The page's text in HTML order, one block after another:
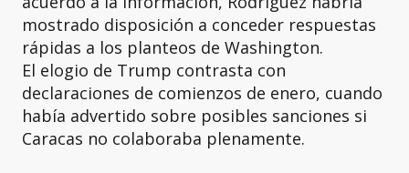
mostrado disposición a conceder respuestas
rápidas a los planteos de Washington.
El elogio de Trump contrasta con
declaraciones de comienzos de enero, cuando
había advertido sobre posibles sanciones si
Caracas no colaboraba plenamente.